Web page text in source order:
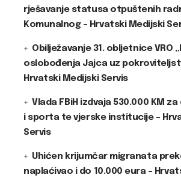
rješavanje statusa otpuštenih
Komunalnog – Hrvatski Medijski
Obilježavanje 31. obljetnice VRO
oslobođenja Jajca uz
Hrvatski Medijski Servis
Vlada FBiH izdvaja 530.000 KM
i sporta te vjerske institucije –
Servis
Uhićen krijumčar migranata
naplaćivao i do 10.000 eura –